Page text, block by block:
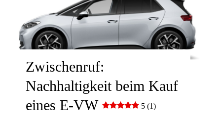
Zwischenruf:
Nachhaltigkeit beim Kauf
eines E-VW
5 (1)